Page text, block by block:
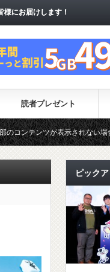
にお届けします！
にお届けします！
読者プレゼント
されない場合があります。（
ピックア